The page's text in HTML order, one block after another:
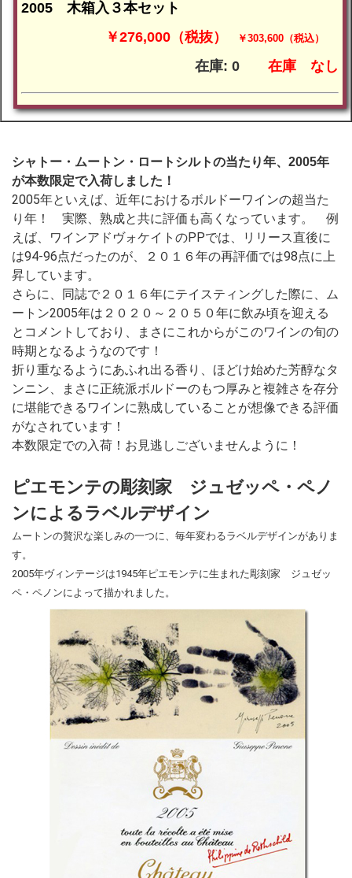
2005 木箱入３本セット
￥276,000（税抜）
￥303,600（税込）
在庫: 0 在庫 なし
シャトー・ムートン・ロートシルトの当たり年、2005年
が本数限定で入荷しました！
2005年といえば、近年におけるボルドーワインの超当た
り年！ 実際、熟成と共に評価も高くなっています。 例
えば、ワインアドヴォケイトのPPでは、リリース直後に
は94-96点だったのが、２０１６年の再評価では98点に上
昇しています。
さらに、同誌で２０１６年にテイスティングした際に、ム
ートン2005年は２０２０～２０５０年に飲み頃を迎える
とコメントしており、まさにこれからがこのワインの旬の
時期となるようなのです！
折り重なるようにあふれ出る香り、ほどけ始めた芳醇なタ
ンニン、まさに正統派ボルドーのもつ厚みと複雑さを存分
に堪能できるワインに熟成していることが想像できる評価
がなされています！
本数限定での入荷！お見逃しございませんように！
ピエモンテの彫刻家 ジュゼッペ・ペノ
ンによるラベルデザイン
ムートンの贅沢な楽しみの一つに、毎年変わるラベルデザインがありま
す。
2005年ヴィンテージは1945年ピエモンテに生まれた彫刻家 ジュゼッ
ペ・ペノンによって描かれました。